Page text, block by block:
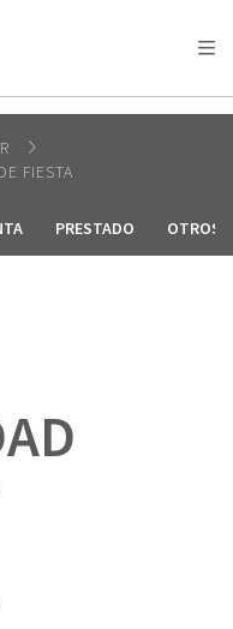
FIESTA
PRESTADO OTROS